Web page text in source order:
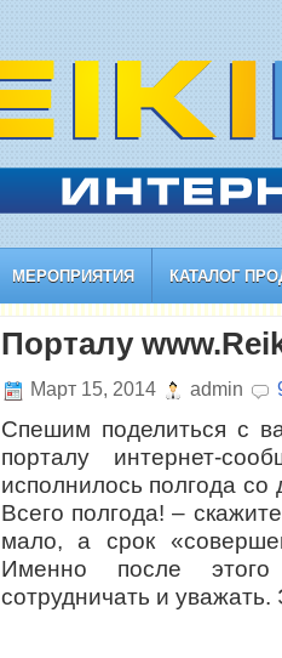
МЕРОПРИЯТИЯ КАТАЛОГ
Порталу
Март 15, 2014 admin
Спешим поделиться с
порталу интернет-
исполнилось полгода со
Всего полгода! –
мало, а срок
Именно после
сотрудничать и